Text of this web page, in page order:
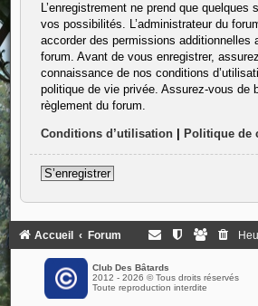
L’enregistrement ne prend que quelques
vos possibilités. L’administrateur du
accorder des permissions additionnelles
forum. Avant de vous enregistrer,
connaissance de nos conditions
politique de vie privée. Assurez-vous de
règlement du forum.
Conditions d’utilisation| Politique de
S’enregistrer
Accueil Forum
Club Des Bâtards
2012 - 2026 © Tous droits réservés
Toute reproduction interdite